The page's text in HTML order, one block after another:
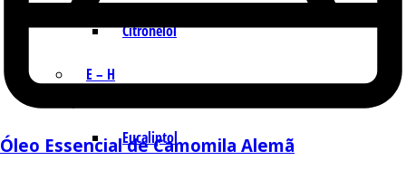
Citronelol
E – H
Eucaliptol
Óleo Essencial de Camomila Alemã